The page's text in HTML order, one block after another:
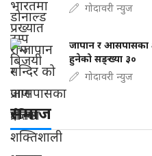
गोदावरी न्युज
जापान र आसपासका
हुनेको सङ्ख्या ३०
गोदावरी न्युज
समाज